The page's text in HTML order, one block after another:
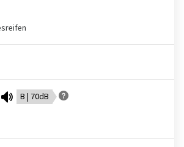
B | 70dB